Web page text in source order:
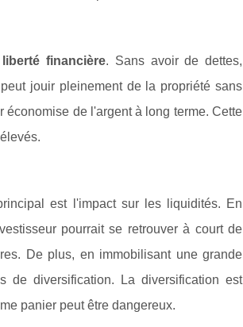
liberté financière. Sans avoir de dettes,
jouir pleinement de la propriété sans
de l'argent à long terme. Cette
est l'impact sur les liquidités. En
pourrait se retrouver à court de
De plus, en immobilisant une grande
de diversification. La diversification est
panier peut être dangereux.